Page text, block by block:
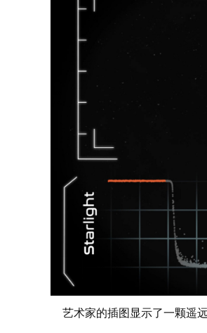
艺术家的插图显示了一颗遥